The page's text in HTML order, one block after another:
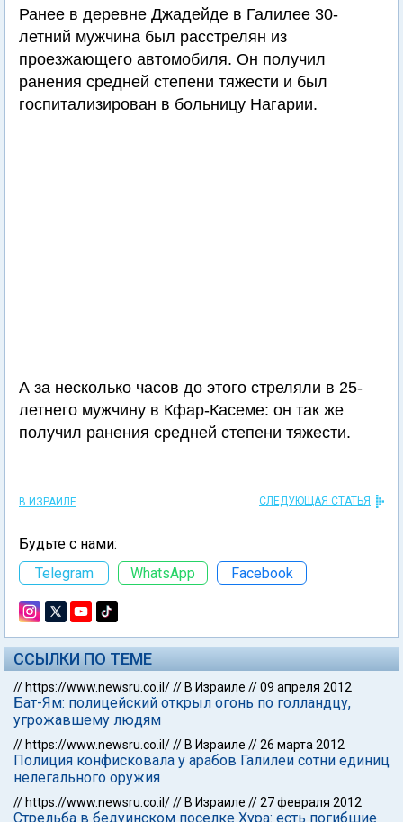
Ранее в деревне Джадейде в Галилее 30-
летний мужчина был расстрелян из
проезжающего автомобиля. Он получил
ранения средней степени тяжести и был
госпитализирован в больницу Нагарии.
А за несколько часов до этого стреляли в 25-
летнего мужчину в Кфар-Касеме: он так же
получил ранения средней степени тяжести.
В ИЗРАИЛЕ СЛЕДУЮЩАЯ СТАТЬЯ
Будьте с нами:
Telegram
WhatsApp Facebook
ССЫЛКИ ПО ТЕМЕ
// https://www.newsru.co.il/// В Израиле //09 апреля 2012
Бат-Ям: полицейский открыл огонь по голландцу,
угрожавшему людям
// https://www.newsru.co.il/// В Израиле //26 марта 2012
Полиция конфисковала у арабов Галилеи сотни единиц
нелегального оружия
// https://www.newsru.co.il/// В Израиле //27 февраля 2012
Стрельба в бедуинском поселке Хура: есть погибшие